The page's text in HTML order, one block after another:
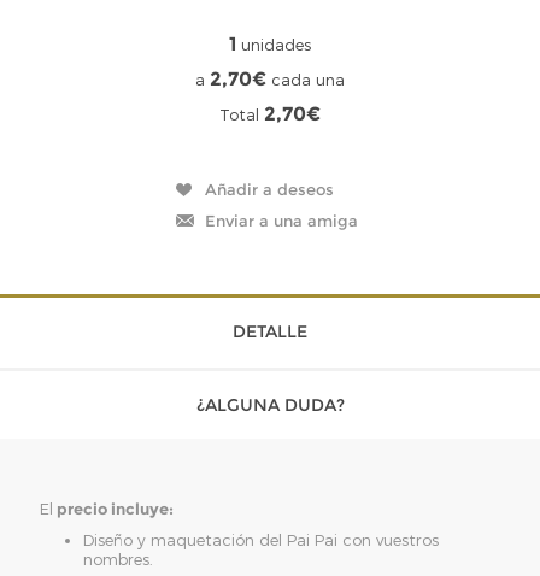
1 unidades
a 2,70€ cada una
Total 2,70€
DETALLE
¿ALGUNA DUDA?
El precio incluye:
Diseño y maquetación del Pai Pai con vuestros
nombres.